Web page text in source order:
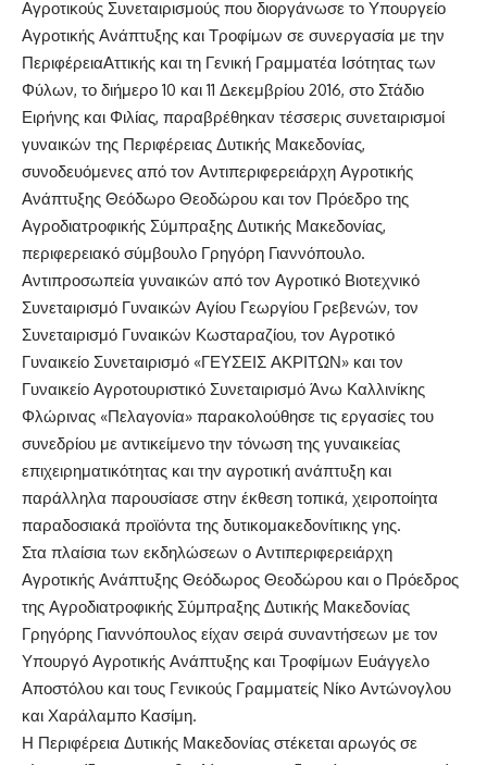
Αγροτικούς Συνεταιρισμούς που διοργάνωσε το Υπουργείο
Αγροτικής Ανάπτυξης και Τροφίμων σε συνεργασία με την
ΠεριφέρειαΑττικής και τη Γενική Γραμματέα Ισότητας των
Φύλων, το διήμερο 10 και 11 Δεκεμβρίου 2016, στο Στάδιο
Ειρήνης και Φιλίας, παραβρέθηκαν τέσσερις συνεταιρισμοί
γυναικών της Περιφέρειας Δυτικής Μακεδονίας,
συνοδευόμενες από τον Αντιπεριφερειάρχη Αγροτικής
Ανάπτυξης Θεόδωρο Θεοδώρου και τον Πρόεδρο της
Αγροδιατροφικής Σύμπραξης Δυτικής Μακεδονίας,
περιφερειακό σύμβουλο Γρηγόρη Γιαννόπουλο.
Αντιπροσωπεία γυναικών από τον Αγροτικό Βιοτεχνικό
Συνεταιρισμό Γυναικών Αγίου Γεωργίου Γρεβενών, τον
Συνεταιρισμό Γυναικών Κωσταραζίου, τον Αγροτικό
Γυναικείο Συνεταιρισμό «ΓΕΥΣΕΙΣ ΑΚΡΙΤΩΝ» και τον
Γυναικείο Αγροτουριστικό Συνεταιρισμό Άνω Καλλινίκης
Φλώρινας «Πελαγονία» παρακολούθησε τις εργασίες του
συνεδρίου με αντικείμενο την τόνωση της γυναικείας
επιχειρηματικότητας και την αγροτική ανάπτυξη και
παράλληλα παρουσίασε στην έκθεση τοπικά, χειροποίητα
παραδοσιακά προϊόντα της δυτικομακεδονίτικης γης.
Στα πλαίσια των εκδηλώσεων ο Αντιπεριφερειάρχη
Αγροτικής Ανάπτυξης Θεόδωρος Θεοδώρου και ο Πρόεδρος
της Αγροδιατροφικής Σύμπραξης Δυτικής Μακεδονίας
Γρηγόρης Γιαννόπουλος είχαν σειρά συναντήσεων με τον
Υπουργό Αγροτικής Ανάπτυξης και Τροφίμων Ευάγγελο
Αποστόλου και τους Γενικούς Γραμματείς Νίκο Αντώνογλου
και Χαράλαμπο Κασίμη.
Η Περιφέρεια Δυτικής Μακεδονίας στέκεται αρωγός σε